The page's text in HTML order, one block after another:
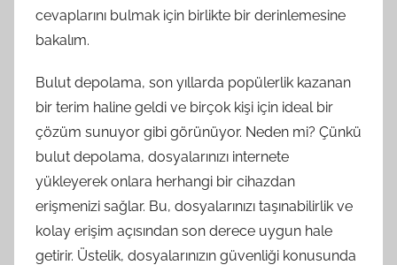
cevaplarını bulmak için birlikte bir derinlemesine
bakalım.
Bulut depolama, son yıllarda popülerlik kazanan
bir terim haline geldi ve birçok kişi için ideal bir
çözüm sunuyor gibi görünüyor. Neden mi? Çünkü
bulut depolama, dosyalarınızı internete
yükleyerek onlara herhangi bir cihazdan
erişmenizi sağlar. Bu, dosyalarınızı taşınabilirlik ve
kolay erişim açısından son derece uygun hale
getirir. Üstelik, dosyalarınızın güvenliği konusunda